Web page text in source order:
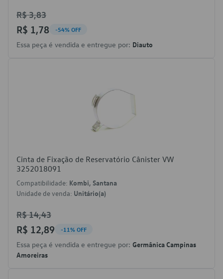
R$ 3,83
R$ 1,78 -54% OFF
Essa peça é vendida e entregue por: Diauto
Cinta de Fixação de Reservatório Cânister VW
3252018091
Compatibilidade: Kombi, Santana
Unidade de venda: Unitário(a)
R$ 14,43
R$ 12,89 -11% OFF
Essa peça é vendida e entregue por: Germânica Campinas
Amoreiras